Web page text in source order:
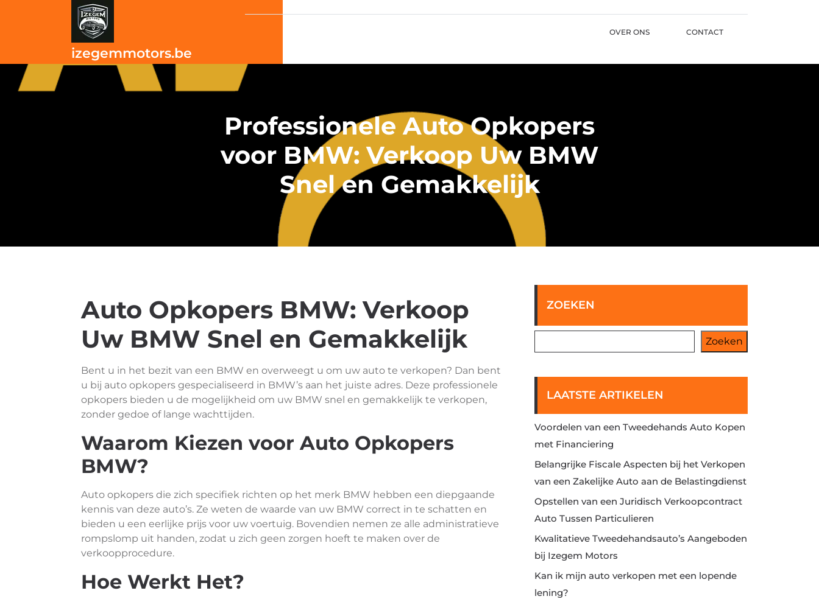
izegemmotors.be
OVER ONS CONTACT
Professionele Auto Opkopers
voor BMW: Verkoop Uw BMW
Snel en Gemakkelijk
Auto Opkopers BMW: Verkoop
Uw BMW Snel en Gemakkelijk
Bent u in het bezit van een BMW en overweegt u om uw auto te verkopen? Dan bent
u bij auto opkopers gespecialiseerd in BMW’s aan het juiste adres. Deze professionele
opkopers bieden u de mogelijkheid om uw BMW snel en gemakkelijk te verkopen,
zonder gedoe of lange wachttijden.
Waarom Kiezen voor Auto Opkopers
BMW?
Auto opkopers die zich specifiek richten op het merk BMW hebben een diepgaande
kennis van deze auto’s. Ze weten de waarde van uw BMW correct in te schatten en
bieden u een eerlijke prijs voor uw voertuig. Bovendien nemen ze alle administratieve
rompslomp uit handen, zodat u zich geen zorgen hoeft te maken over de
verkoopprocedure.
Hoe Werkt Het?
ZOEKEN
Zoeken
LAATSTE ARTIKELEN
Voordelen van een Tweedehands Auto Kopen
met Financiering
Belangrijke Fiscale Aspecten bij het Verkopen
van een Zakelijke Auto aan de Belastingdienst
Opstellen van een Juridisch Verkoopcontract
Auto Tussen Particulieren
Kwalitatieve Tweedehandsauto’s Aangeboden
bij Izegem Motors
Kan ik mijn auto verkopen met een lopende
lening?